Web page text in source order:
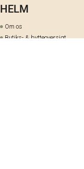
HELM
Om os
Butiks- & bytteoversigt